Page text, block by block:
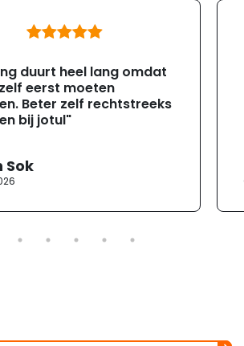
duurt heel lang omdat
eerst moeten
Beter zelf rechtstreeks
bij jotul"
Sok